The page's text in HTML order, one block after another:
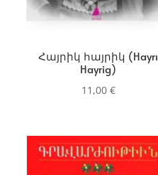
Հայրիկ հայրիկ (Hayrı
Hayrig)
11,00 €